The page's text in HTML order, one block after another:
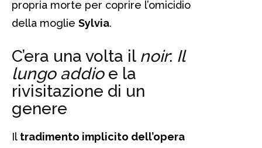
propria morte per coprire l’omicidio
della moglie Sylvia.
C’era una volta il noir: Il
lungo addioe la
rivisitazione di un
genere
Il tradimento implicito dell’opera